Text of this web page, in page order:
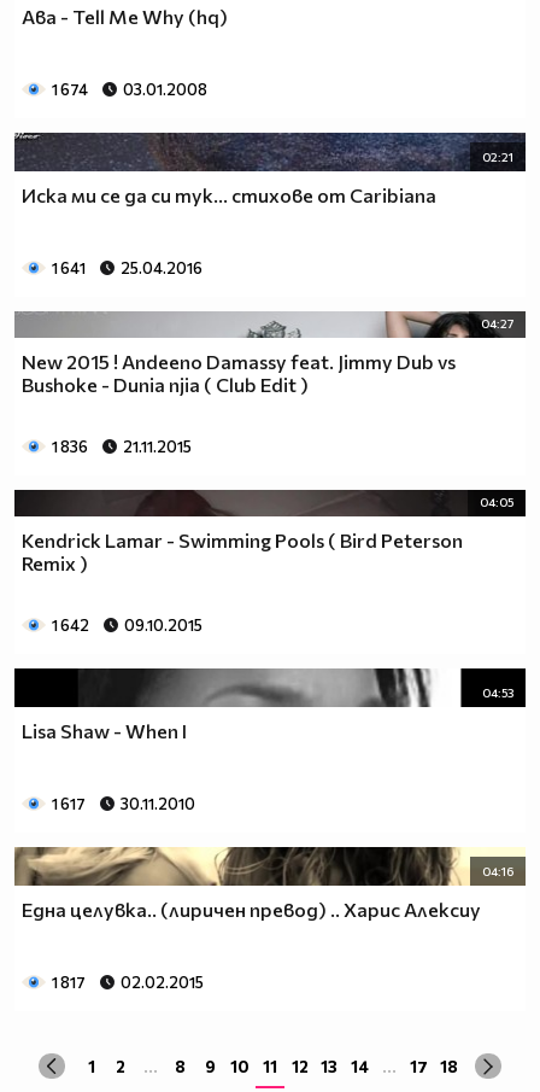
Aвa - Tell Me Why (hq)
1 674 03.01.2008
02:21
Иска ми се да си тук... стихове от Caribiana
1 641 25.04.2016
04:27
New 2015 ! Andeeno Damassy feat. Jimmy Dub vs
Bushoke - Dunia njia ( Club Edit )
1 836 21.11.2015
04:05
Kendrick Lamar - Swimming Pools ( Bird Peterson
Remix )
1 642 09.10.2015
04:53
Lisa Shaw - When I
1 617 30.11.2010
04:16
Една целувка.. (лиричен превод) .. Харис Алексиу
1 817 02.02.2015
1 2 ... 8 9 10 11 12 13 14 ... 17 18